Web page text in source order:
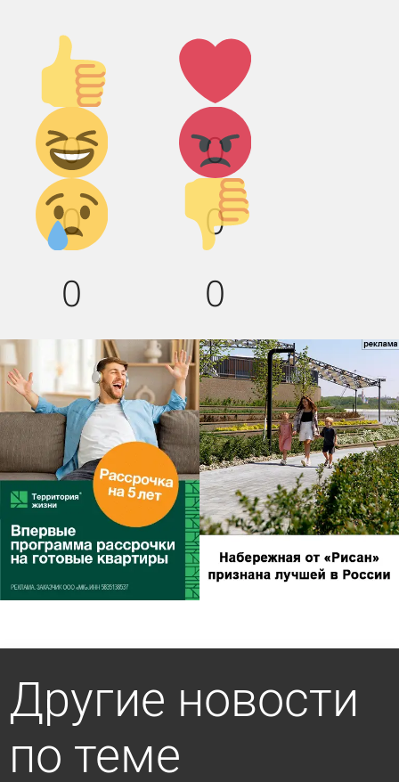
Палец
вверх!
0
Лайк!
0
Дикий
смех!
0
Агрессия!
0
Грусть :(
0
Палец
вниз!
0
Другие новости
по теме